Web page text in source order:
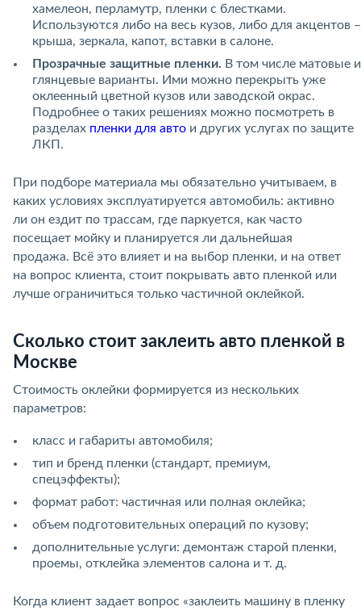
хамелеон, перламутр, пленки с блестками.
Используются либо на весь кузов, либо для акцентов –
крыша, зеркала, капот, вставки в салоне.
Прозрачные защитные пленки. В том числе матовые и
глянцевые варианты. Ими можно перекрыть уже
оклеенный цветной кузов или заводской окрас.
Подробнее о таких решениях можно посмотреть в
разделах пленки для авто и других услугах по защите
ЛКП.
При подборе материала мы обязательно учитываем, в
каких условиях эксплуатируется автомобиль: активно
ли он ездит по трассам, где паркуется, как часто
посещает мойку и планируется ли дальнейшая
продажа. Всё это влияет и на выбор пленки, и на ответ
на вопрос клиента, стоит покрывать авто пленкой или
лучше ограничиться только частичной оклейкой.
Сколько стоит заклеить авто пленкой в
Москве
Стоимость оклейки формируется из нескольких
параметров:
класс и габариты автомобиля;
тип и бренд пленки (стандарт, премиум,
спецэффекты);
формат работ: частичная или полная оклейка;
объем подготовительных операций по кузову;
дополнительные услуги: демонтаж старой пленки,
проемы, отклейка элементов салона и т. д.
Когда клиент задает вопрос «заклеить машину в пленку